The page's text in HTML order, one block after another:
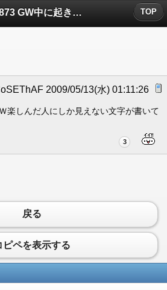
No.7873 GW中に起きた面白エピソード書いて行こうぜｗｗｗｗｗｗｗｗｗｗについたコメント TOP
2009/05/13(水) 01:11:26
楽しんだ人にしか見えない文字が書いて
3
戻る
ピペを表示する